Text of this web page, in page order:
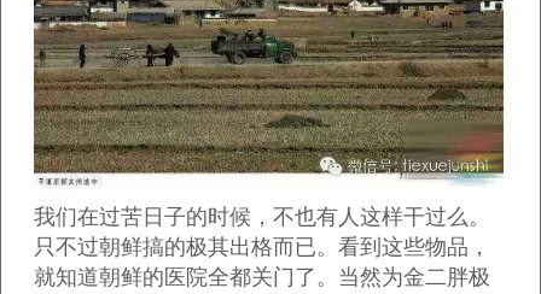
我们在过苦日子的时候，不也有人这样干过么。
只不过朝鲜搞的极其出格而已。看到这些物品，
就知道朝鲜的医院全都关门了。当然为金二胖极